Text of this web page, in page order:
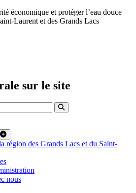
économique et protéger l’eau douce
Laurent et des Grands Lacs
sur le site
région des Grands Lacs et du Saint-
nous